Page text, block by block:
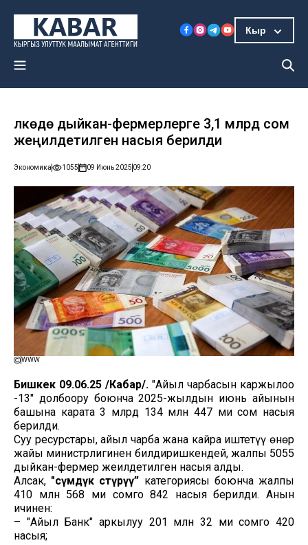
Кыр
Өлкөдө дыйкан-фермерлерге 3,1 млрд сом
жеңилдетилген насыя берилди
Экономика 1055 09 Июнь 2025 09:20
WWW
Бишкек 09.06.25 /Кабар/. "Айыл чарбасын каржылоо
-13" долбоору боюнча 2025-жылдын июнь айынын
башына карата 3 млрд 134 млн 447 миң сом насыя
берилди.
Суу ресурстары, айыл чарба жана кайра иштетүү өнөр
жайы министрлигинен билдиришкендей, жалпы 5055
дыйкан-фермер жеңилдетилген насыя алды.
Алсак, "өсүмдүк өстүрүү” категориясы боюнча жалпы
410 млн 568 миң сомго 842 насыя берилди. Анын
ичинен:
– "Айыл Банк" аркылуу 201 млн 32 миң сомго 420
насыя;